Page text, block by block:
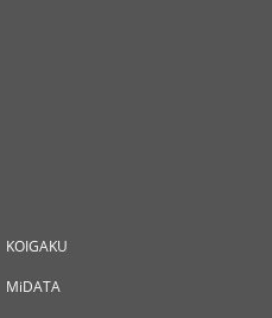
KOIGAKU
MiDATA